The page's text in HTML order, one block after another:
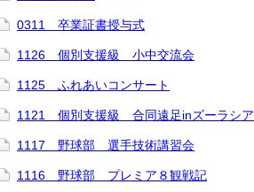
0311 卒業証書授与式
1126 個別支援級 小中交流会
1125 ふれあいコンサート
1121 個別支援級 合同遠足inズーラシア
1117 野球部 選手技術講習会
1116 野球部 プレミア８観戦記